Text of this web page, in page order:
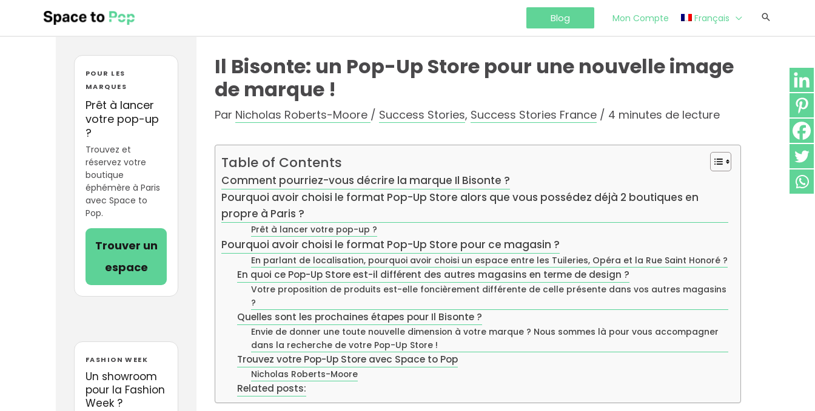
Blog Mon Compte Français
POUR LES
MARQUES
Prêt à lancer
votre pop-up
?
Trouvez et
réservez votre
boutique
éphémère à Paris
avec Space to
Pop.
Trouver un
espace
FASHION WEEK
Un showroom
pour la Fashion
Week ?
Il Bisonte: un Pop-Up Store pour une nouvelle image
de marque !
Par Nicholas Roberts-Moore / Success Stories, Success Stories France / 4 minutes de lecture
Table of Contents
Comment pourriez-vous décrire la marque Il Bisonte ?
Pourquoi avoir choisi le format Pop-Up Store alors que vous possédez déjà 2 boutiques en
propre à Paris ?
Prêt à lancer votre pop-up ?
Pourquoi avoir choisi le format Pop-Up Store pour ce magasin ?
En parlant de localisation, pourquoi avoir choisi un espace entre les Tuileries, Opéra et la Rue Saint Honoré ?
En quoi ce Pop-Up Store est-il différent des autres magasins en terme de design ?
Votre proposition de produits est-elle foncièrement différente de celle présente dans vos autres magasins
?
Quelles sont les prochaines étapes pour Il Bisonte ?
Envie de donner une toute nouvelle dimension à votre marque ? Nous sommes là pour vous accompagner
dans la recherche de votre Pop-Up Store !
Trouvez votre Pop-Up Store avec Space to Pop
Nicholas Roberts-Moore
Related posts: